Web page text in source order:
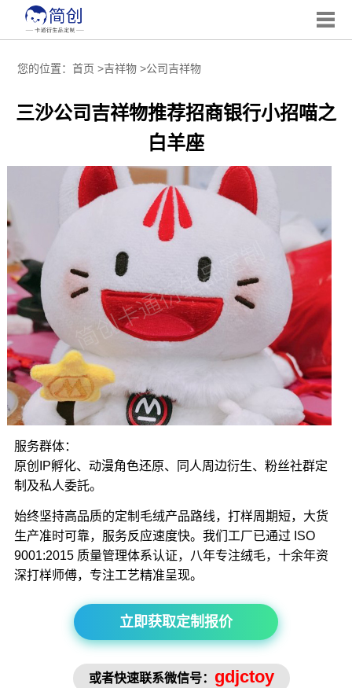
您的位置： 首页 >吉祥物>公司吉祥物
三沙公司吉祥物推荐招商银行小招喵之
白羊座
服务群体：
原创IP孵化、动漫角色还原、同人周边衍生、粉丝社群定
制及私人委託。
始终坚持高品质的定制毛绒产品路线，打样周期短，大货
生产准时可靠，服务反应速度快。我们工厂已通过 ISO
9001:2015 质量管理体系认证，八年专注绒毛，十余年资
深打样师傅，专注工艺精准呈现。
立即获取定制报价
或者快速联系微信号： gdjctoy